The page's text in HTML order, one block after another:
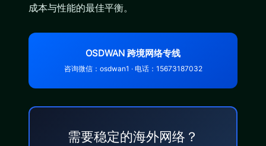
成本与性能的最佳平衡。
OSDWAN 跨境网络专线
咨询微信：osdwan1 · 电话：15673187032
需要稳定的海外网络？